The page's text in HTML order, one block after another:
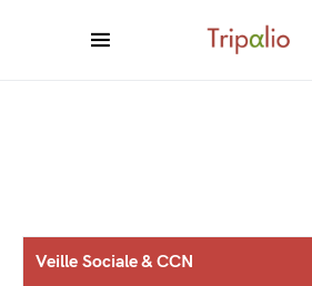
Veille Sociale & CCN